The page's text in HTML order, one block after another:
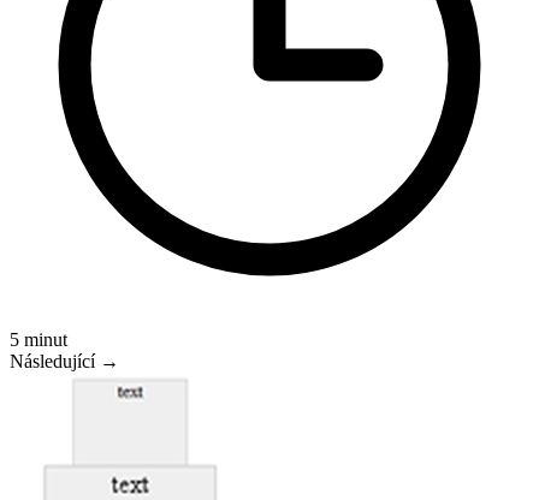
5 minut
Následující →